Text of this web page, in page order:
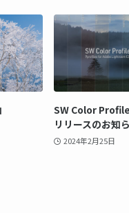
SW Color
リリースのお知
2024年2月25日